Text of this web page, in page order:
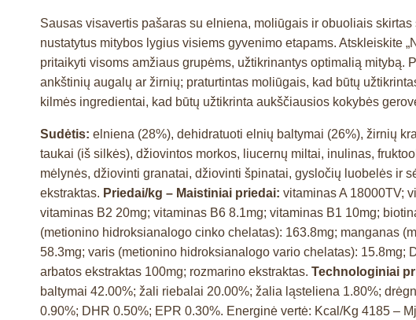
Sausas visavertis pašaras su elniena, moliūgais ir obuoliais
nustatytus mitybos lygius visiems gyvenimo etapams. Atskleiskite
pritaikyti visoms amžiaus grupėms, užtikrinantys optimalią
ankštinių augalų ar žirnių; praturtintas moliūgais, kad būtų
kilmės ingredientai, kad būtų užtikrinta aukščiausios kokybės
Sudėtis: elniena (28%), dehidratuoti elnių baltymai (26%), žirnių
taukai (iš silkės), džiovintos morkos, liucernų miltai, inulinas,
mėlynės, džiovinti granatai, džiovinti špinatai, gysločių luobelės ir
ekstraktas. Priedai/kg – Maistiniai priedai: vitaminas A 18000TV;
vitaminas B2 20mg; vitaminas B6 8.1mg; vitaminas B1 10mg;
(metionino hidroksianalogo cinko chelatas): 163.8mg; manganas
58.3mg; varis (metionino hidroksianalogo vario chelatas):
arbatos ekstraktas 100mg; rozmarino ekstraktas. Technologiniai
baltymai 42.00%; žali riebalai 20.00%; žalia ląsteliena 1.80%;
0.90%; DHR 0.50%; EPR 0.30%. Energinė vertė: Kcal/Kg 4185 –